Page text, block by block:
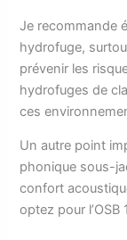
Je recommande
hydrofuge,
prévenir les
hydrofuges de
ces
Un autre point
phonique sous-
confort
optez pour